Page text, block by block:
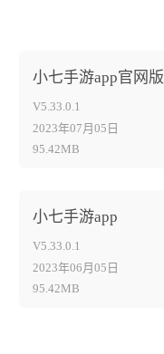
小七手游app官网版
95.42MB
V5.33.0.1
2023年07月05日
小七手游app
95.42MB
V5.33.0.1
2023年06月05日